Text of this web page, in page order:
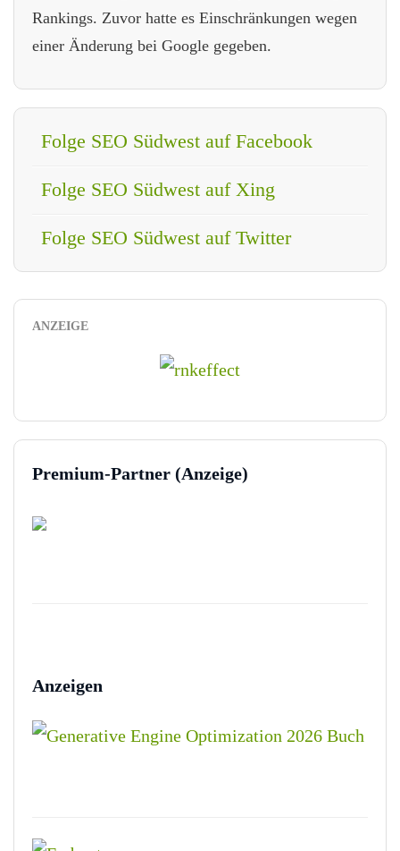
Rankings. Zuvor hatte es Einschränkungen wegen
einer Änderung bei Google gegeben.
Folge SEO Südwest auf Facebook
Folge SEO Südwest auf Xing
Folge SEO Südwest auf Twitter
ANZEIGE
Premium-Partner (Anzeige)
Anzeigen